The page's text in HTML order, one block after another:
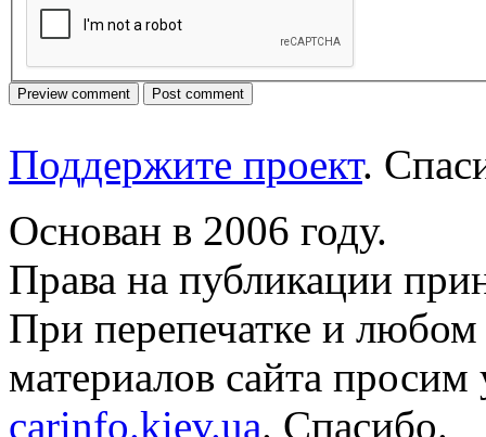
Поддержите проект.
Основан в 2006 году.
Права на публикации
При перепечатке и
материалов сайта просим
carinfo.kiev.ua. Спасибо.